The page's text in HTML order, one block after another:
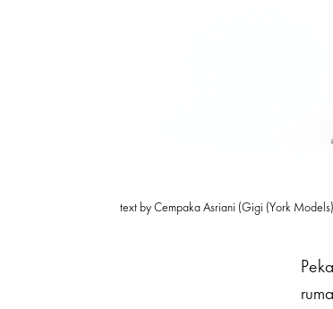
text by Cempaka Asriani (Gigi (York